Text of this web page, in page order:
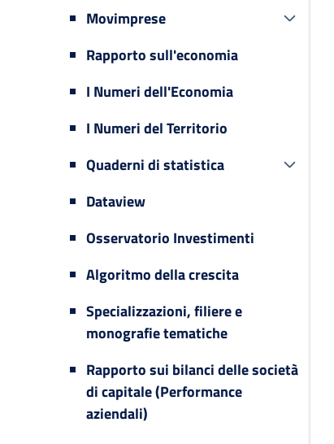
Movimprese
Rapporto sull'economia
I Numeri dell'Economia
I Numeri del Territorio
Quaderni di statistica
Dataview
Osservatorio Investimenti
Algoritmo della crescita
Specializzazioni, filiere e
monografie tematiche
Rapporto sui bilanci delle società
di capitale (Performance
aziendali)